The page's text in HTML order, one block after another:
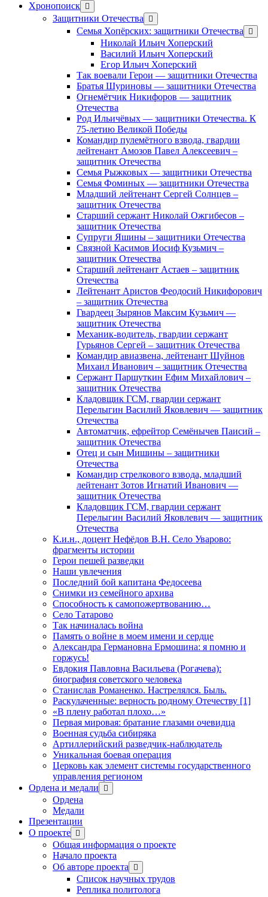
Хронопоиск открыть
меню
Защитники Отечества
открыть
меню
Семья Хопёрских: защитники Отечества
меню
Николай Ильич Хоперский
Василий Ильич Хоперский
Егор Ильич Хоперский
Так воевали Герои — защитники Отечества
Братья Шуриновы — защитники Отечества
Огнемётчик Никифоров — защитник
Отечества
Род Ильичёвых — защитники Отечества. К
75-летию Великой Победы
Командир пулемётного взвода, гвардии
лейтенант Амозов Павел Алексеевич –
защитник Отечества
Семья Рыжковых — защитники Отечества
Семья Фоминых — защитники Отечества
Младший лейтенант Сергей Солнцев –
защитник Отечества
Старший сержант Николай Ожгибесов –
защитник Отечества
Супруги Яшины – защитники Отечества
Связной Касимов Иосиф Кузьмич –
защитник Отечества
Старший лейтенант Астаев – защитник
Отечества
Лейтенант Аристов Феодосий Никифорович
– защитник Отечества
Гвардеец Зырянов Максим Кузьмич —
защитник Отечества
Механик-водитель, гвардии сержант
Гурьянов Сергей – защитник Отечества
Командир авиазвена, лейтенант Шуйнов
Михаил Иванович – защитник Отечества
Сержант Паршуткин Ефим Михайлович –
защитник Отечества
Кладовщик ГСМ, гвардии сержант
Перелыгин Василий Яковлевич — защитник
Отечества
Автоматчик, ефрейтор Семёнычев Паисий –
защитник Отечества
Отец и сын Мишины – защитники
Отечества
Командир стрелкового взвода, младший
лейтенант Зотов Игнатий Иванович —
защитник Отечества
Кладовщик ГСМ, гвардии сержант
Перелыгин Василий Яковлевич — защитник
Отечества
К.и.н., доцент Нефёдов В.Н. Село Уварово:
фрагменты истории
Герои пешей разведки
Наши увлечения
Последний бой капитана Федосеева
Снимки из семейного архива
Способность к самопожертвованию…
Село Татарово
Так начиналась война
Память о войне в моем имени и сердце
Александра Германовна Ермошина: я помню и
горжусь!
Евдокия Павловна Васильева (Рогачева):
биография советского человека
Станислав Романенко. Настрелялся. Быль.
Раскулаченные: верность родному Отечеству [1]
«В плену работал плохо…»
Первая мировая: братание глазами очевидца
Военная судьба сибиряка
Артиллерийский разведчик-наблюдатель
Уникальная боевая операция
Церковь как элемент системы государственного
управления регионом
Ордена и медали
открыть
меню
Ордена
Медали
Презентации
О проекте открыть
меню
Общая информация о проекте
Начало проекта
Об авторе проекта
открыть
меню
Список научных трудов
Реплика политолога